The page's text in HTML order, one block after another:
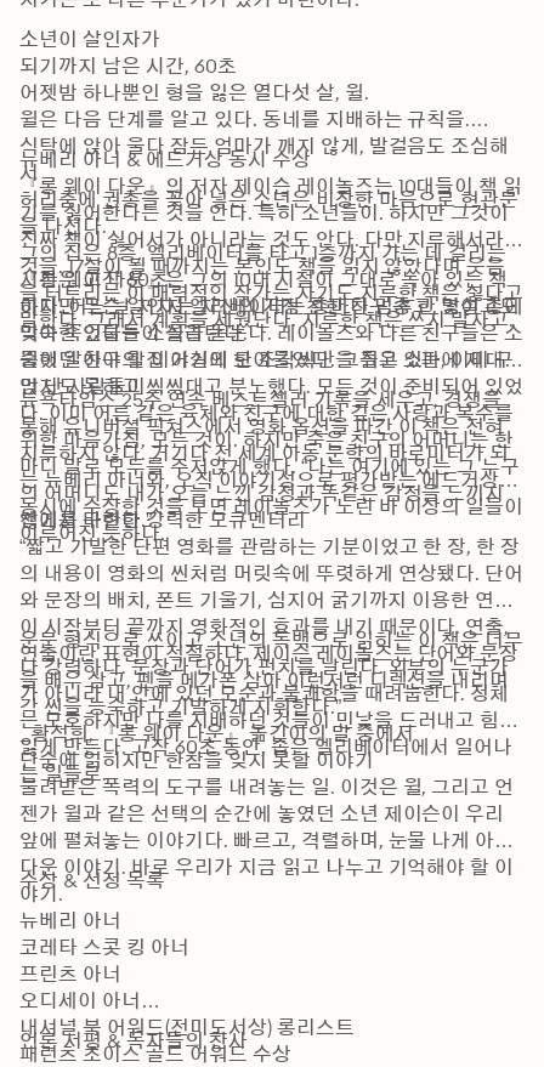
소년이 살인자가
되기까지 남은 시간, 60초
어젯밤 하나뿐인 형을 잃은 열다섯 살, 윌.
윌은 다음 단계를 알고 있다. 동네를 지배하는 규칙을.
식탁에 앉아 울다 잠든 엄마가 깨지 않게, 발걸음도 조심해
서
허리춤에 권총을 꽂아 넣은 소년은 비장한 마음으로 현관문
을 나선다.
그의 집은 8층, 엘리베이터를 타고 1층까지 가는 데 걸리는
시간은 고작 60초.
하지만 무슨 일인지 엘리베이터는 층마다 멈추고, 낯설고도
익숙한 인물들이 올라탄다.
윌이 알아야 할 이야기의 한 조각씩만을 쥐고 있는, 이미 구
멍 난 사람들이…….
뉴베리 아너 & 에드거상 동시 수상
『롱 웨이 다운』의 저자 제이슨 레이놀즈는 10대들이 책 읽
기를 싫어한다는 것을 안다. 특히 소년들이. 하지만 그것이
진짜 책이 싫어서가 아니라는 것도 안다. 다만 지루해서라는
것을. 17살이 될 때까지는 본인도 책을 읽지 않았다며 웃음
을 터트리는 이 매력적인 작가는 자기도 지루한 책은 싫다고
말한다. 그래서 계획을 세웠단다. 지루한 책은 쓰지 말자고.
『롱 웨이 다운』은 그의 10대 시절이 그대로 녹아 있는 책
이다. 어느 날 저자는 자신의 가장 친한 친구 중 한 명이 총에
맞아 죽었다는 소식을 듣는다. 레이놀즈와 다른 친구들은 소
중했던 친구의 집 거실에 모여들었다. 그들은 소파에 제대로
앉지도 못하고 씩씩대고 분노했다. 모든 것이 준비되어 있었
다. 이미 어른 같은 육체와 친구에 대한 깊은 사랑과 복수를
위한 마음가짐, 모든 것이. 하지만 죽은 친구의 어머니는 한
마디 말로 모두를 주저앉게 했다. “나는 여기에 있는 그 누구
의 어머니도 내가 오늘 느낀 감정과 똑같은 감정을 느끼지
않기를 바란다.”
뉴욕타임스 25주 연속 베스트셀러 기록을 세우고, 경쟁을
통해 유니버셜 픽쳐스에서 영화 옵션을 따간 이 책은 전혀
지루하지 않다. 거기다 전 세계 아동 문학의 바로미터가 되
는 뉴베리 아너와, 오직 이야기성으로 평가받는 에드거상을
동시에 수상한 것을 보면 레이놀즈가 노린 바 이상의 일들이
이루어진 듯하다.
책에서 구현한 강력한 모큐멘터리
“짧고 기발한 단편 영화를 관람하는 기분이었고 한 장, 한 장
의 내용이 영화의 씬처럼 머릿속에 뚜렷하게 연상됐다. 단어
와 문장의 배치, 폰트 기울기, 심지어 굵기까지 이용한 연출
이 시작부터 끝까지 영화적인 효과를 내기 때문이다. 연출,
연출이란 표현이 적절하다. 제이슨 레이놀즈는 단어와 문장
을 배우 삼고, 펜을 메가폰 삼아 이런저런 디렉션을 내리며
각 씬을 능숙하고 기발하게 지휘한다.”
_황석희, 『롱 웨이 다운』 옮긴이의 말 중에서
운문 형식으로 쓰이고 소년의 독백으로 읽히는 이 책은 너무
나 강력하다. 문장과 단어가 펀치를 날린다. 외부의 누군가
가 아니라 내 안에 있던 모순과 불쾌함을 때려눕힌다. 정체
는 모호하지만 나를 지배하던 것들이 민낯을 드러내고 힘을
잃게 만든다. 고작 60초 동안, 좁은 엘리베이터에서 일어나
는 일들로.
단숨에 읽히지만 한참을 잊지 못할 이야기
물려받은 폭력의 도구를 내려놓는 일. 이것은 윌, 그리고 언
젠가 윌과 같은 선택의 순간에 놓였던 소년 제이슨이 우리
앞에 펼쳐놓는 이야기다. 빠르고, 격렬하며, 눈물 나게 아름
다운 이야기. 바로 우리가 지금 읽고 나누고 기억해야 할 이
야기.
수상 & 선정 목록
뉴베리 아너
코레타 스콧 킹 아너
프린츠 아너
오디세이 아너
내셔널 북 어워드(전미도서상) 롱리스트
패런츠 초이스 골드 어워드 수상
언론 서평 & 독자들의 찬사